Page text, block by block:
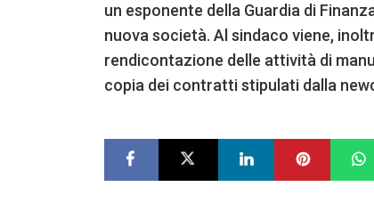
un esponente della Guardia di
nuova società. Al sindaco viene,
rendicontazione delle attività di
copia dei contratti stipulati dalla